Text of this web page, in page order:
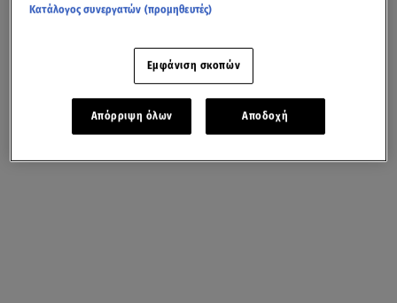
Κατάλογος συνεργατών (προμηθευτές)
Εμφάνιση σκοπών
Απόρριψη όλων Αποδοχή